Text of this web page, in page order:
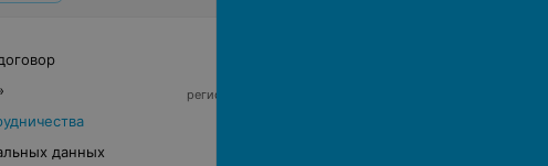
данных
регистрирующий орган - Минский горисполком